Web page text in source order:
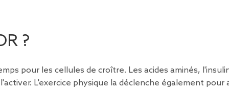
?
pour les cellules de croître. Les acides aminés,
L'exercice physique la déclenche également pour